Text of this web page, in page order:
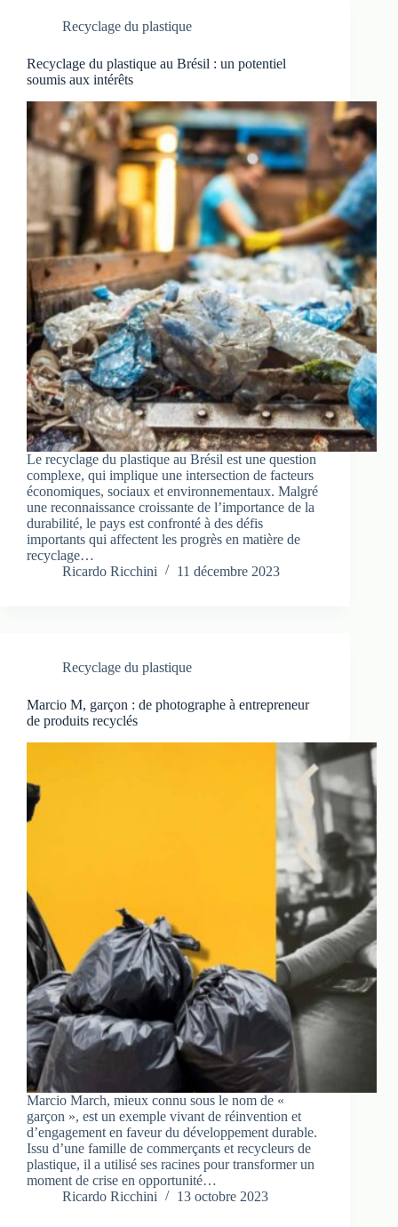
Recyclage du plastique
Recyclage du plastique au Brésil : un potentiel
soumis aux intérêts
Le recyclage du plastique au Brésil est une question
complexe, qui implique une intersection de facteurs
économiques, sociaux et environnementaux. Malgré
une reconnaissance croissante de l’importance de la
durabilité, le pays est confronté à des défis
importants qui affectent les progrès en matière de
recyclage…
Ricardo Ricchini
11 décembre 2023
Recyclage du plastique
Marcio M, garçon : de photographe à entrepreneur
de produits recyclés
Marcio March, mieux connu sous le nom de «
garçon », est un exemple vivant de réinvention et
d’engagement en faveur du développement durable.
Issu d’une famille de commerçants et recycleurs de
plastique, il a utilisé ses racines pour transformer un
moment de crise en opportunité…
Ricardo Ricchini
13 octobre 2023